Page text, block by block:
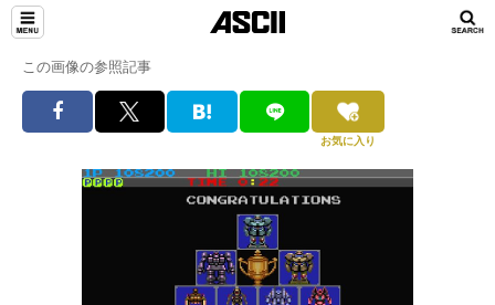
この画像の参照記事
お気に入り